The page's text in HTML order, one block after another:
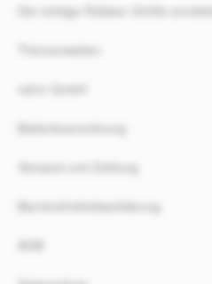
Die richtige Rollator Größe ermitteln
Themenwelten
Batterieverordnung
Versand und Zahlung
Barrierefreiheitserklärung